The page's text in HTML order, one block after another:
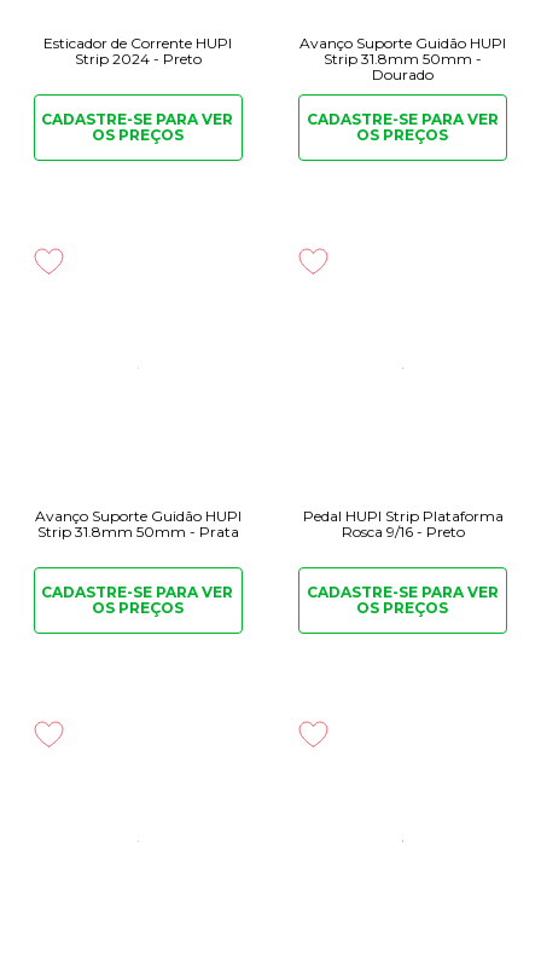
Esticador de Corrente HUPI
Strip 2024 - Preto
CADASTRE-SE PARA VER
OS PREÇOS
Avanço Suporte Guidão HUPI
Strip 31.8mm 50mm -
Dourado
CADASTRE-SE PARAVER
OS PREÇOS
Avanço Suporte Guidão HUPI
Strip 31.8mm 50mm - Prata
CADASTRE-SE PARA VER
OS PREÇOS
Pedal HUPI Strip Plataforma
Rosca 9/16 - Preto
CADASTRE-SE PARAVER
OS PREÇOS